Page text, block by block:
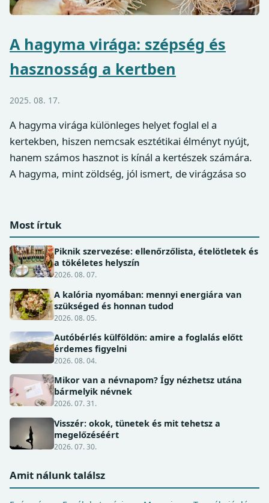
A hagyma virága: szépség és
hasznosság a kertben
2025. 08. 17.
A hagyma virága különleges helyet foglal el a
kertekben, hiszen nemcsak esztétikai élményt nyújt,
hanem számos hasznot is kínál a kertészek számára.
A hagyma, mint zöldség, jól ismert, de virágzása so
Most írtuk
Piknik szervezése: ellenőrzőlista, ételötletek és
a tökéletes helyszín
2026. 08. 07.
A kalória nyomában: mennyi energiára van
szükséged és honnan tudod
2026. 08. 05.
Autóbérlés külföldön: amire a foglalás előtt
érdemes figyelni
2026. 08. 04.
Mikor van a névnapom? Így nézhetsz utána
bármelyik névnek
2026. 07. 31.
Visszér: okok, tünetek és mit tehetsz a
megelőzéséért
2026. 07. 30.
Amit nálunk találsz